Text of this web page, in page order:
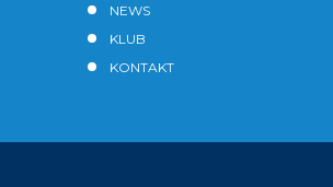
NEWS
KLUB
KONTAKT